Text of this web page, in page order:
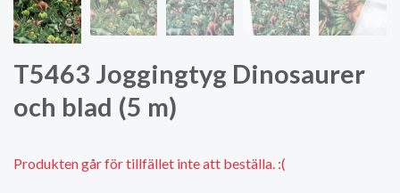
T5463 Joggingtyg Dinosaurer
och blad (5 m)
Produkten går för tillfället inte att beställa. :(